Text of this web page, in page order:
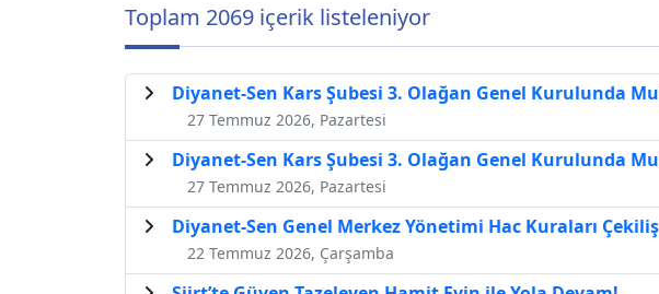
Toplam 2069 içerik listeleniyor
Diyanet-Sen Kars Şubesi 3. Olağan Genel Kurulunda
27 Temmuz 2026, Pazartesi
Diyanet-Sen Kars Şubesi 3. Olağan Genel Kurulunda
27 Temmuz 2026, Pazartesi
Diyanet-Sen Genel Merkez Yönetimi Hac Kuraları
22 Temmuz 2026, Çarşamba